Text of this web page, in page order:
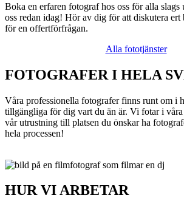
Boka en erfaren fotograf hos oss för alla slags
oss redan idag! Hör av dig för att diskutera
för en offertförfrågan.
Alla fototjänster
FOTOGRAFER I HELA
Våra professionella fotografer finns runt om i
tillgängliga för dig vart du än är. Vi fotar i våra
vår utrustning till platsen du önskar ha
hela processen!
HUR VI ARBETAR